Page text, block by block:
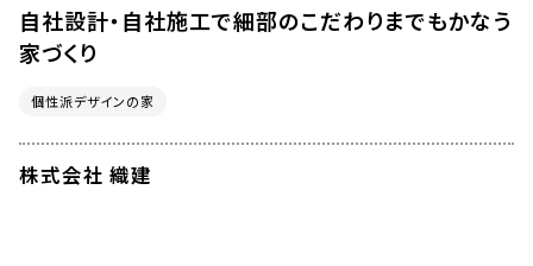
自社設計・自社施工で細部のこだわりまでもかなう
家づくり
個性派デザインの家
株式会社 織建